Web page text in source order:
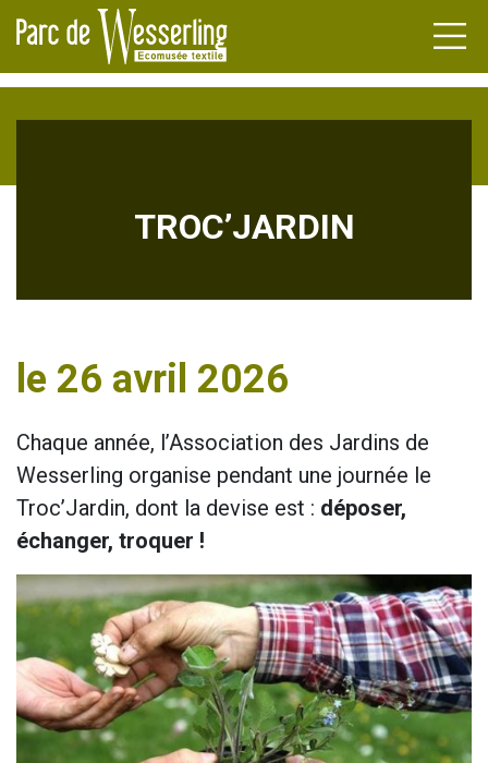
VIVANT
CENTRES
ADULTES
PRIVÉS
PHOTO
PÉRIODES
TROC’JARDIN
le 26 avril 2026
Chaque année, l’Association des Jardins de
Wesserling organise pendant une journée le
Troc’Jardin, dont la devise est : déposer,
échanger, troquer !